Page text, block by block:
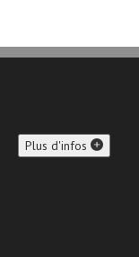
Plus d'infos